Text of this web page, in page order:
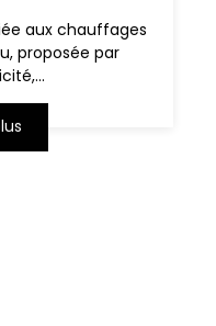
aux chauffages
proposée par